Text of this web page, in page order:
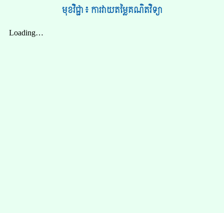
មុខវិជ្ជា៖ ការវាយតម្លៃគណិតវិទ្យា